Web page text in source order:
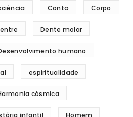
Conto Corpo
Dente molar
humano
espiritualidade
cósmica
infantil Homem